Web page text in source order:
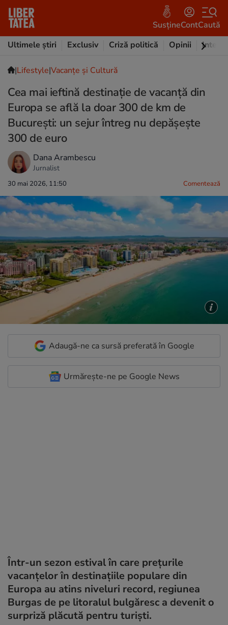
SusțineContCaută
Ultimele știri
Exclusiv Criză politică Opinii
|Lifestyle|Vacanțe și Cultură
Cea mai ieftină destinație de vacanță din
Europa se află la doar 300 de km de
București: un sejur întreg nu depășește
300 de euro
Dana Arambescu
Jurnalist
30 mai 2026, 11:50 Comentează
Adaugă-ne ca sursă preferată în Google
Urmărește-ne pe Google News
Într-un sezon estival în care prețurile
vacanțelor în destinațiile populare din
Europa au atins niveluri record, regiunea
Burgas de pe litoralul bulgăresc a devenit o
surpriză plăcută pentru turiști.